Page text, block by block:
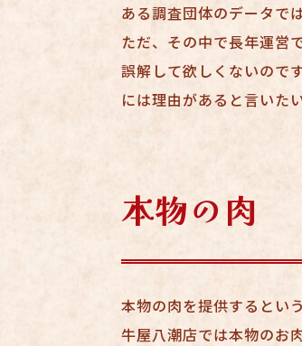
ある調査団体のデータで
ただ、その中で長年運営
誤解して欲しくないので
には理由があると言いた
本物の肉
本物の肉を提供するとい
牛屋八潮店では本物のお